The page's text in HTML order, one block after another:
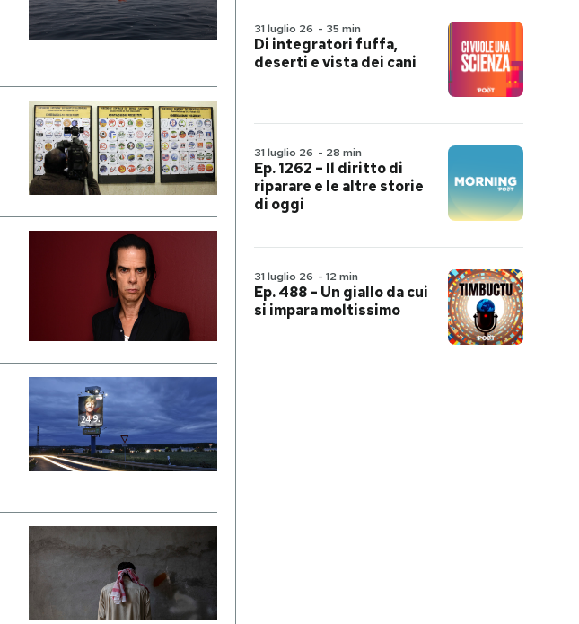
31 luglio 26 - 35 min
Di integratori fuffa,
deserti e vista dei cani
31 luglio 26 - 28 min
Ep. 1262 – Il diritto di
riparare e le altre storie
di oggi
31 luglio 26 - 12 min
Ep. 488 – Un giallo da cui
si impara moltissimo